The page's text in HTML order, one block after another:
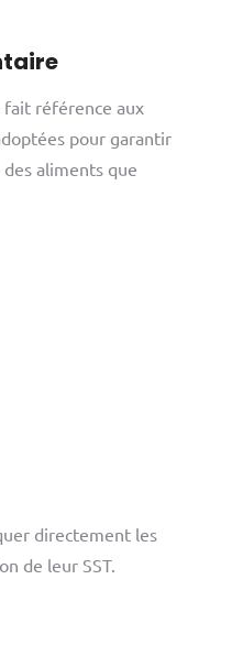
référence aux
pour garantir
aliments que
directement les
de leur SST.